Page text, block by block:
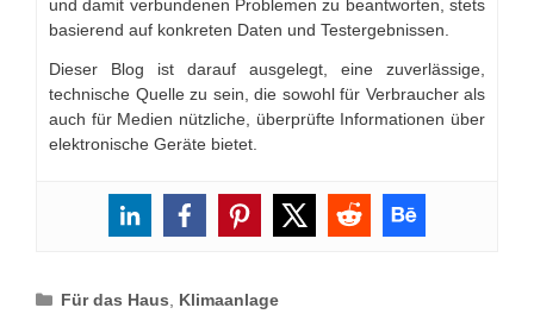
und damit verbundenen Problemen zu beantworten, stets
basierend auf konkreten Daten und Testergebnissen.
Dieser Blog ist darauf ausgelegt, eine zuverlässige,
technische Quelle zu sein, die sowohl für Verbraucher als
auch für Medien nützliche, überprüfte Informationen über
elektronische Geräte bietet.
Categories
Für das Haus
Klimaanlage